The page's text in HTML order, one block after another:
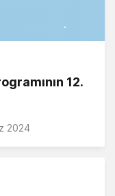
12.
2024